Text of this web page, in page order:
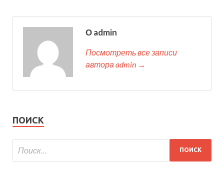
О admin
Посмотреть все записи
автора admin →
ПОИСК